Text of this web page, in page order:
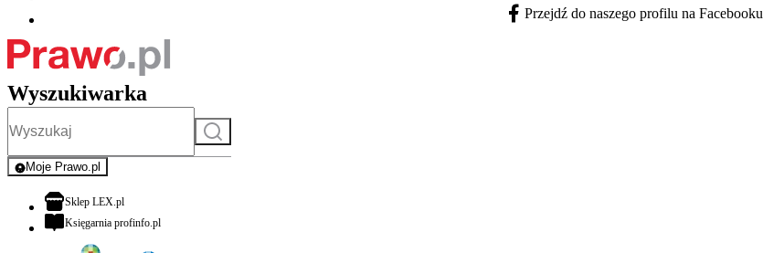
Facebook - otwiera się w nowej karcie
Przejdź do naszego profilu na Facebooku
Wyszukiwarka
Szukaj
Moje Prawo.pl
- rejestracja i logowanie do serwisu
Sklep LEX.plotwiera się w nowej karcie
Księgarnia profinfo.plotwiera się w nowej karcie